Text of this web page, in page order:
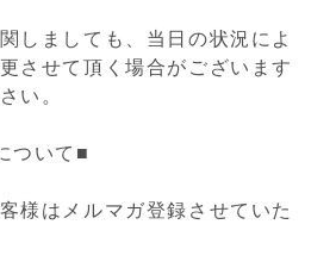
しましても、当日の状況によ
させて頂く場合がございます
い。
ついて■
様はメルマガ登録させていた